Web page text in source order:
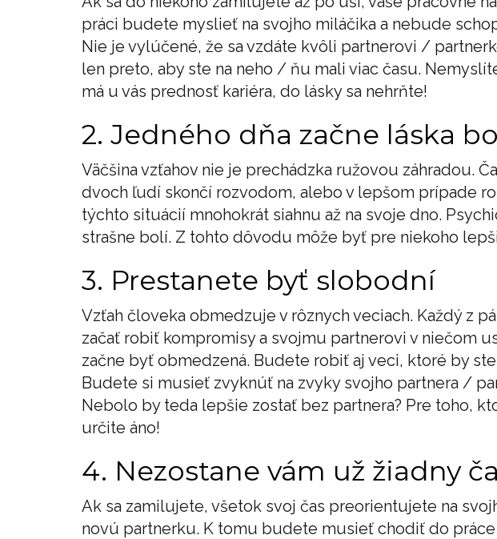
práci budete myslieť na svojho miláčika a nebude
Nie je vylúčené, že sa vzdáte kvôli partnerovi /
len preto, aby ste na neho / ňu mali viac času.
má u vás prednosť kariéra, do lásky sa nehrňte!
2. Jedného dňa začne láska
Väčšina vzťahov nie je prechádzka ružovou záhradou.
dvoch ľudí skončí rozvodom, alebo v lepšom prípade
týchto situácií mnohokrát siahnu až na svoje dno.
strašne bolí. Z tohto dôvodu môže byť pre niekoho
3. Prestanete byť slobodní
Vzťah človeka obmedzuje v rôznych veciach. Každý z
začať robiť kompromisy a svojmu partnerovi v niečom
začne byť obmedzená. Budete robiť aj veci, ktoré by
Budete si musieť zvyknúť na zvyky svojho partnera /
Nebolo by teda lepšie zostať bez partnera? Pre toho,
určite áno!
4. Nezostane vám už žiadny
Ak sa zamilujete, všetok svoj čas preorientujete na
novú partnerku. K tomu budete musieť chodiť do